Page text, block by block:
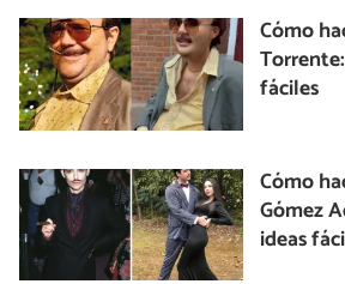
Cómo
fáciles
Cómo
Gómez
ideas